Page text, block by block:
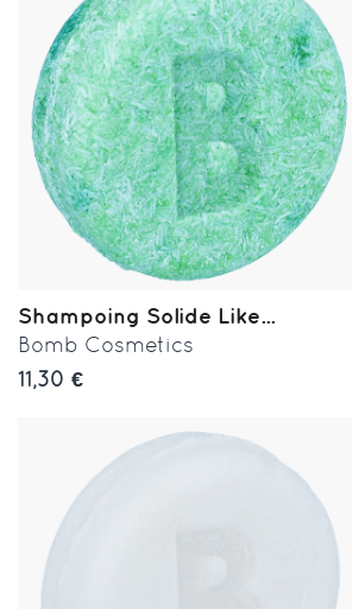
Shampoing Solide Like...
Bomb Cosmetics
11,30 €